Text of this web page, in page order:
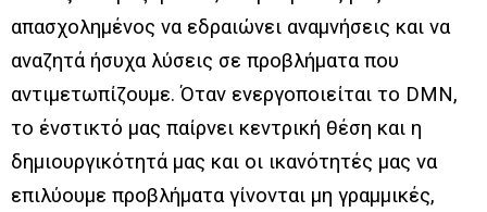
απασχολημένος να εδραιώνει αναμνήσεις και να
αναζητά ήσυχα λύσεις σε προβλήματα που
αντιμετωπίζουμε. Όταν ενεργοποιείται το DMN,
το ένστικτό μας παίρνει κεντρική θέση και η
δημιουργικότητά μας και οι ικανότητές μας να
επιλύουμε προβλήματα γίνονται μη γραμμικές,